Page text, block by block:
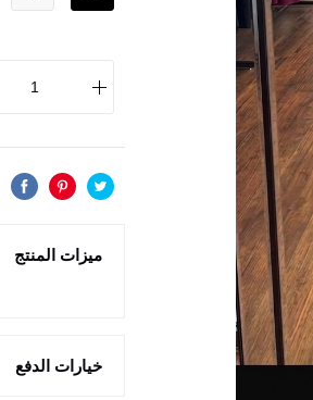
ميزات المنتج
خيارات الدفع